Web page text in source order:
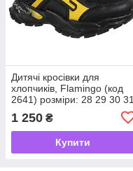
Дитячі кросівки для
хлопчиків, Flamingo (код
2641) розміри: 28 29 30 31
1 250 ₴
Купити